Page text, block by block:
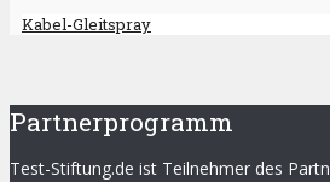
Kabel-Gleitspray
Partnerprogramm
Test-Stiftung.de ist Teilnehmer des